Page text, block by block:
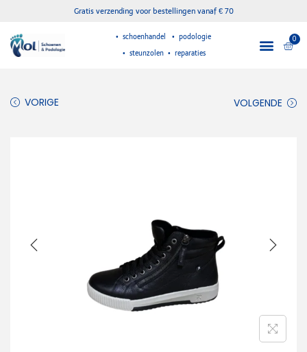
Gratis verzending voor bestellingen vanaf € 70
• schoenhandel • podologie
• steunzolen • reparaties
0
VORIGE VOLGENDE